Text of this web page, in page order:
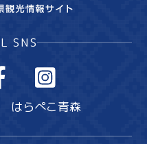
SNS
はらぺこ青森